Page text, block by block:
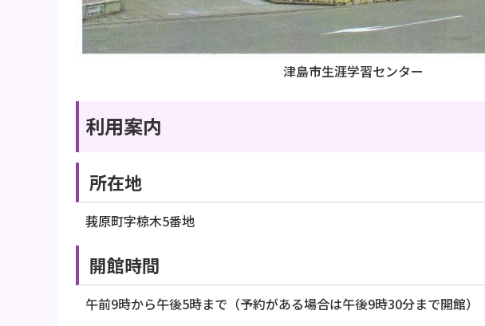
津島市生涯学習センター
利用案内
所在地
莪原町字椋木5番地
開館時間
午前9時から午後5時まで（予約がある場合は午後9時30分まで開館）